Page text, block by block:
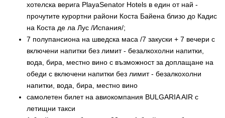
хотелска верига PlayaSenator Hotels в един от най -
прочутите курортни райони Коста Байена близо до Кадис
на Коста де ла Лус /Испания/;
7 полупансиона на шведска маса /7 закуски + 7 вечери с
включени напитки без лимит - безалкохолни напитки,
вода, бира, местно вино с възможност за доплащане на
обеди с включени напитки без лимит - безалкохолни
напитки, вода, бира, местно вино
самолетен билет на авиокомпания BULGARIA AIR с
летищни такси